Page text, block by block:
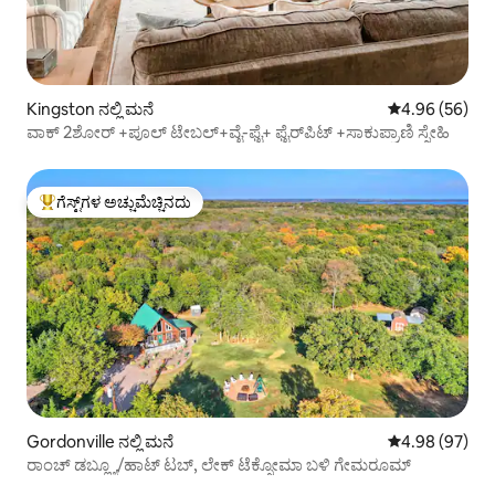
Kingston ನಲ್ಲಿ ಮನೆ 5 ರಲ್ಲಿ 4.96
4.96 (56)
ವಾಕ್ 2ಶೋರ್ +ಪೂಲ್ ಟೇಬಲ್+ವೈ-ಫೈ+ ಫೈರ್‌ಪಿಟ್ +ಸಾಕುಪ್ರಾಣಿ ಸ್ನೇಹಿ
ಗೆಸ್ಟ್‌ಗಳಿಗೆ ಅತಿ ಹೆಚ್ಚು ಅಚ್ಚುಮೆಚ್ಚಿನದು
ಗೆಸ್ಟ್‌ಗಳ ಅಚ್ಚುಮೆಚ್ಚಿನದು
Gordonville ನಲ್ಲಿ ಮನೆ 5 ರಲ್ಲಿ 4.98
4.98 (97)
ರಾಂಚ್ ಡಬ್ಲ್ಯೂ/ಹಾಟ್ ಟಬ್, ಲೇಕ್ ಟೆಕ್ಸೋಮಾ ಬಳಿ ಗೇಮರೂಮ್